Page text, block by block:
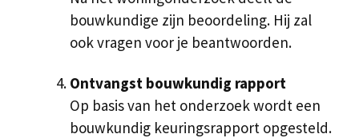
bouwkundige zijn beoordeling. Hij zal
ook vragen voor je beantwoorden.
Ontvangst bouwkundig rapport
Op basis van het onderzoek wordt een
bouwkundig keuringsrapport opgesteld.